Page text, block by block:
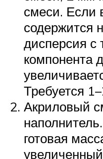
смеси. Если
содержится
дисперсия с
компонента
Требуется
Акриловый
готовая